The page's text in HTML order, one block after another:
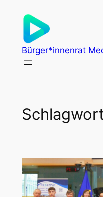
Inhalt
springen
Bürger*innenrat